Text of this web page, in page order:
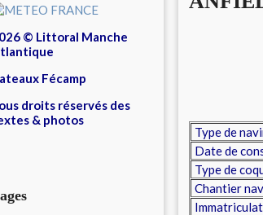
© Littoral Manche
Fécamp
droits réservés des
& photos
Type de
Date de
Type de
Chantier